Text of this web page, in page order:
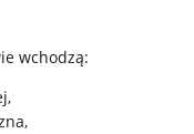
wchodzą: